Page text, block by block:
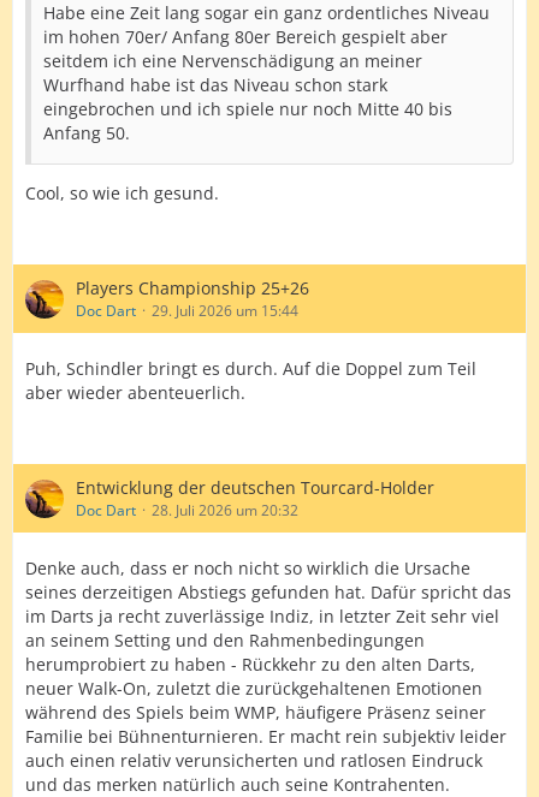
Habe eine Zeit lang sogar ein ganz ordentliches Niveau
im hohen 70er/ Anfang 80er Bereich gespielt aber
seitdem ich eine Nervenschädigung an meiner
Wurfhand habe ist das Niveau schon stark
eingebrochen und ich spiele nur noch Mitte 40 bis
Anfang 50.
Cool, so wie ich gesund.
Players Championship 25+26
Doc Dart 29. Juli 2026 um 15:44
Puh, Schindler bringt es durch. Auf die Doppel zum Teil
aber wieder abenteuerlich.
Entwicklung der deutschen Tourcard-Holder
Doc Dart 28. Juli 2026 um 20:32
Denke auch, dass er noch nicht so wirklich die Ursache
seines derzeitigen Abstiegs gefunden hat. Dafür spricht das
im Darts ja recht zuverlässige Indiz, in letzter Zeit sehr viel
an seinem Setting und den Rahmenbedingungen
herumprobiert zu haben - Rückkehr zu den alten Darts,
neuer Walk-On, zuletzt die zurückgehaltenen Emotionen
während des Spiels beim WMP, häufigere Präsenz seiner
Familie bei Bühnenturnieren. Er macht rein subjektiv leider
auch einen relativ verunsicherten und ratlosen Eindruck
und das merken natürlich auch seine Kontrahenten.